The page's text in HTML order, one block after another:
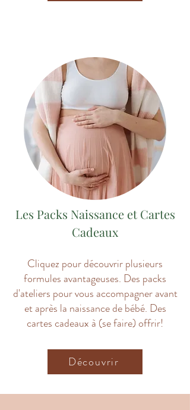
Les Packs Naissance et Cartes
Cadeaux
Cliquez pour découvrir plusieurs
formules avantageuses. Des packs
d'ateliers pour vous accompagner avant
et après la naissance de bébé. Des
cartes cadeaux à (se faire) offrir!
Découvrir